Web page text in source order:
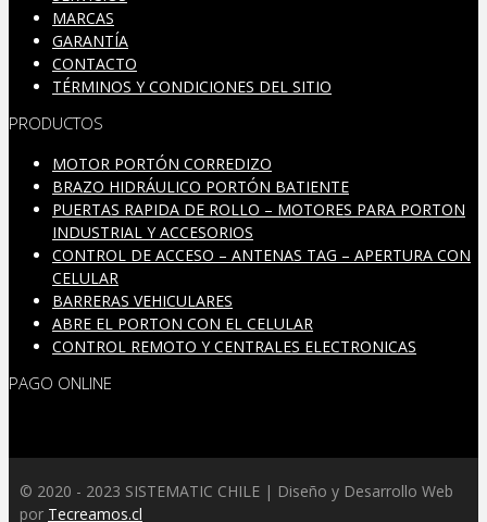
MARCAS
GARANTÍA
CONTACTO
TÉRMINOS Y CONDICIONES DEL SITIO
PRODUCTOS
MOTOR PORTÓN CORREDIZO
BRAZO HIDRÁULICO PORTÓN BATIENTE
PUERTAS RAPIDA DE ROLLO – MOTORES PARA PORTON
INDUSTRIAL Y ACCESORIOS
CONTROL DE ACCESO – ANTENAS TAG – APERTURA CON
CELULAR
BARRERAS VEHICULARES
ABRE EL PORTON CON EL CELULAR
CONTROL REMOTO Y CENTRALES ELECTRONICAS
PAGO ONLINE
© 2020 - 2023 SISTEMATIC CHILE | Diseño y Desarrollo Web
por Tecreamos.cl